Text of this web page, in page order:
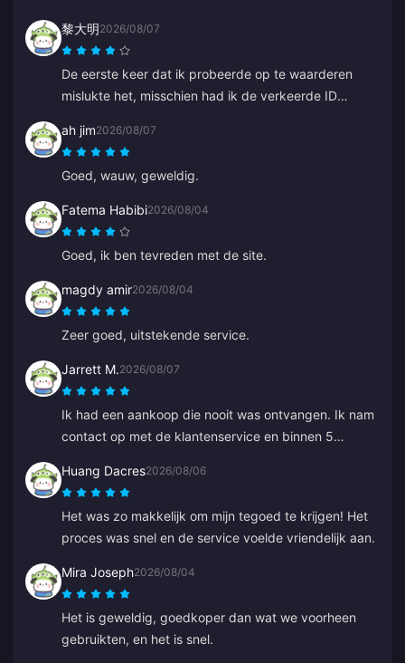
黎大明2026/08/07
De eerste keer dat ik probeerde op te waarderen
mislukte het, misschien had ik de verkeerde ID
voor me verwerkt. De tweede poging werkte zonder
problemen. Ik blijf de site gebruiken.
ah jim2026/08/07
Goed, wauw, geweldig.
Fatema Habibi2026/08/04
Goed, ik ben tevreden met de site.
magdy amir2026/08/04
Zeer goed, uitstekende service.
Jarrett M.2026/08/07
Ik had een aankoop die nooit was ontvangen. Ik nam
contact op met de klantenservice en binnen 5
in mijn wallet. Zeer professioneel en beleefd. Ik raad
deze plek aan iedereen aan voor top-ups.
Huang Dacres2026/08/06
Het was zo makkelijk om mijn tegoed te krijgen! Het
proces was snel en de service voelde vriendelijk aan.
Mira Joseph2026/08/04
Het is geweldig, goedkoper dan wat we voorheen
gebruikten, en het is snel.